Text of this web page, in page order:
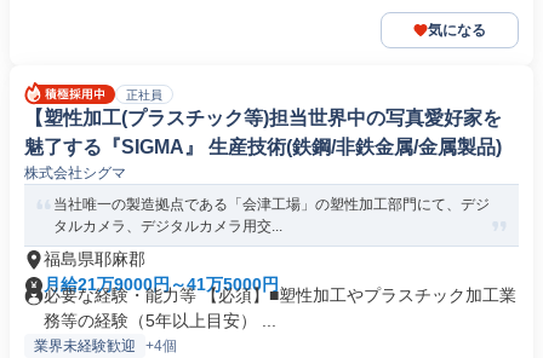
気になる
正社員
【塑性加工(プラスチック等)担当世界中の写真愛好家を
魅了する『SIGMA』 生産技術(鉄鋼/非鉄金属/金属製品)
株式会社シグマ
当社唯一の製造拠点である「会津工場」の塑性加工部門にて、デジ
タルカメラ、デジタルカメラ用交...
福島県耶麻郡
月給21万9000円～41万5000円
必要な経験・能力等 【必須】■塑性加工やプラスチック加工業
務等の経験（5年以上目安） ...
業界未経験歓迎 +4個